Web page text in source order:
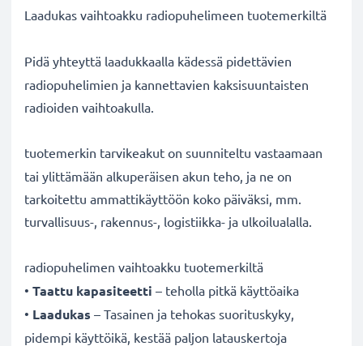
Laadukas vaihtoakku radiopuhelimeen tuotemerkiltä
Pidä yhteyttä laadukkaalla kädessä pidettävien
radiopuhelimien ja kannettavien kaksisuuntaisten
radioiden vaihtoakulla.
tuotemerkin tarvikeakut on suunniteltu vastaamaan
tai ylittämään alkuperäisen akun teho, ja ne on
tarkoitettu ammattikäyttöön koko päiväksi, mm.
turvallisuus-, rakennus-, logistiikka- ja ulkoilualalla.
radiopuhelimen vaihtoakku tuotemerkiltä
• Taattu kapasiteetti – teholla pitkä käyttöaika
• Laadukas – Tasainen ja tehokas suorituskyky,
pidempi käyttöikä, kestää paljon latauskertoja